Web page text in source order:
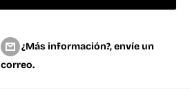
¿Más información?, envíe un
correo.